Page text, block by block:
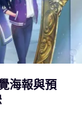
海報與預